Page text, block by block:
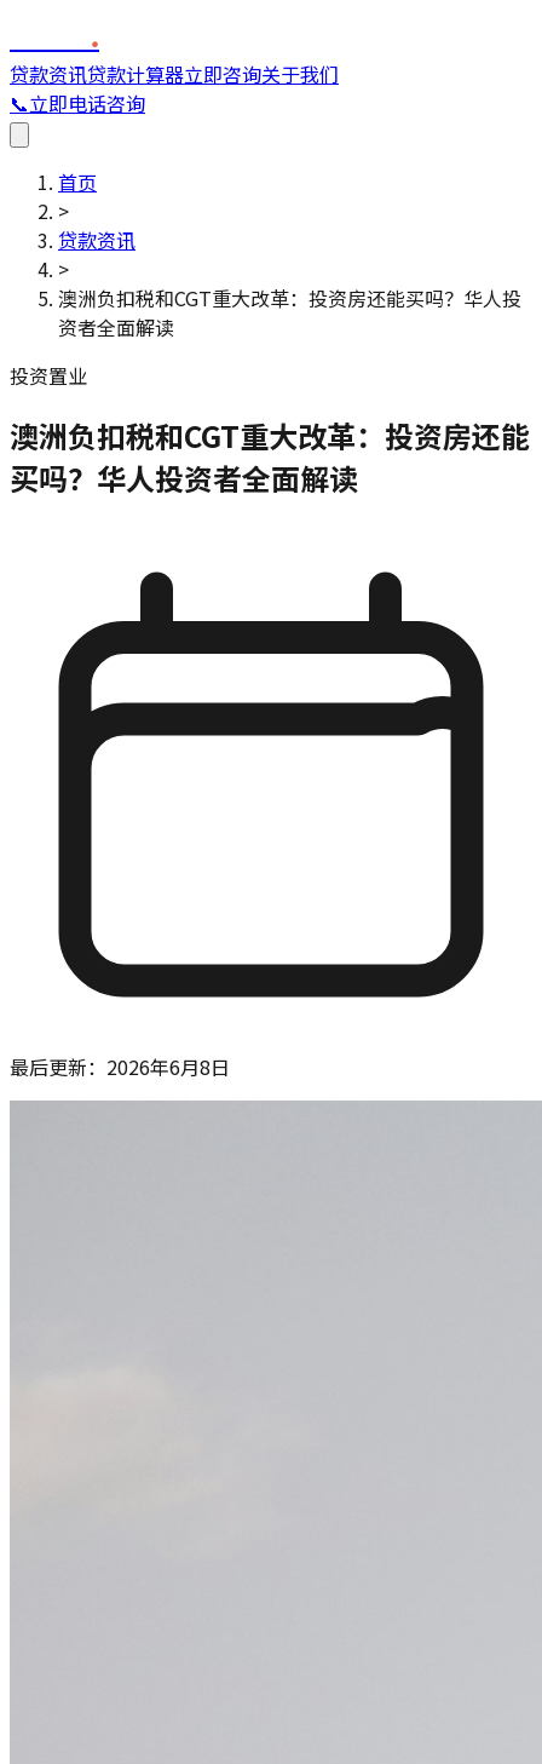
.
贷款资讯贷款计算器立即咨询关于我们
📞立即电话咨询
首页
>
贷款资讯
>
澳洲负扣税和CGT重大改革：投资房还能买吗？华人投
资者全面解读
投资置业
澳洲负扣税和CGT重大改革：投资房还能
买吗？华人投资者全面解读
最后更新： 2026年6月8日